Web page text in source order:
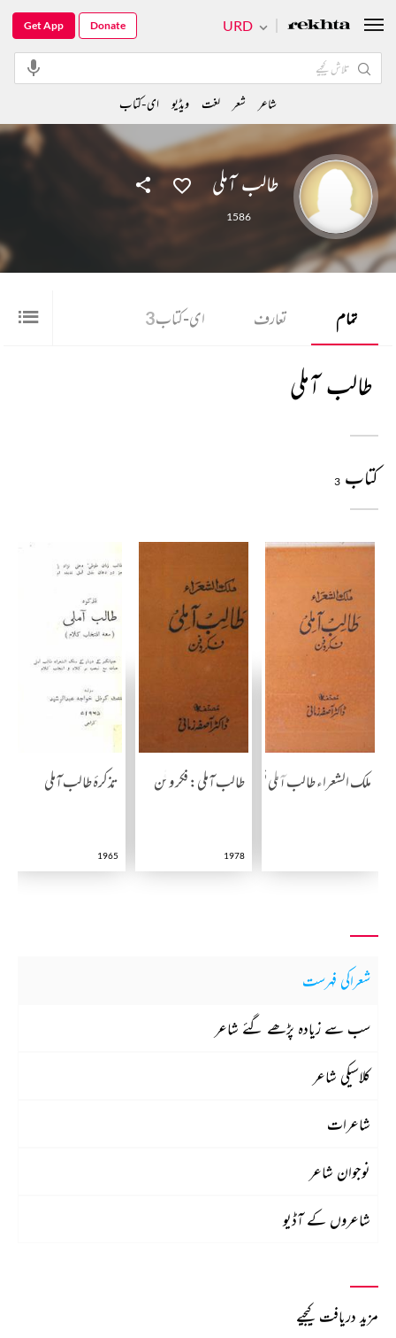
طالب آملی
1586
تمام تعارف ای-کتاب3
طالب آملی
کتاب 3
ملک الشعراء طالب آملی فکر وفنطالب آملی: فکر و فن
1978
تذکرۂ طالب آملی
1965
شعراکی فہرست
سب سے زیادہ پڑھے گئے شاعر
کلاسیکی شاعر
شاعرات
نوجوان شاعر
شاعروں کے آڈیو
مزید دریافت کیجیے
URD
Get App Donate
شاعر شعر لغت ویڈیو ای-کتاب